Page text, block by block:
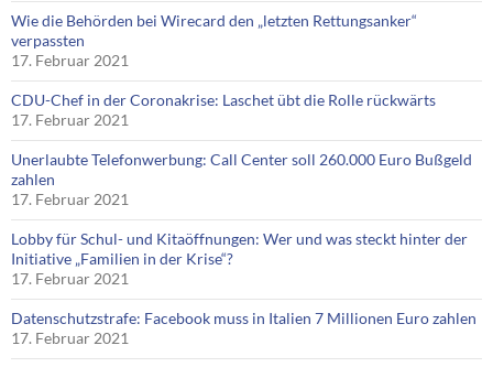
Wie die Behörden bei Wirecard den „letzten Rettungsanker“
verpassten
17. Februar 2021
CDU-Chef in der Coronakrise: Laschet übt die Rolle rückwärts
17. Februar 2021
Unerlaubte Telefonwerbung: Call Center soll 260.000 Euro Bußgeld
zahlen
17. Februar 2021
Lobby für Schul- und Kitaöffnungen: Wer und was steckt hinter der
Initiative „Familien in der Krise“?
17. Februar 2021
Datenschutzstrafe: Facebook muss in Italien 7 Millionen Euro zahlen
17. Februar 2021